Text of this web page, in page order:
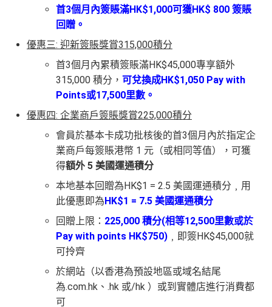
首3個月內簽賬滿HK$1,000可獲HK$ 800 簽賬
回贈。
優惠三: 迎新簽賬獎賞315,000積分
首3個月內累積簽賬滿HK$45,000專享額外
315,000 積分， 可兌換成HK$1,050 Pay with
Points或17,500里數。
優惠四: 企業商戶簽賬獎賞225,000積分
會員於基本卡成功批核後的首3個月內於指定企
業商戶每簽賬港幣 1 元（或相同等值），可獲
得額外 5 美國運通積分
本地基本回贈為HK$1 = 2.5 美國運通積分﹐用
此優惠即為 HK$1 = 7.5 美國運通積分
回贈上限： 225,000 積分(相等12,500里數或於
Pay with points HK$750) ﹐即簽HK$45,000就
可拎齊
於網站（以香港為預設地區或域名結尾
為.com.hk、.hk 或/hk ）或到實體店進行消費都
可